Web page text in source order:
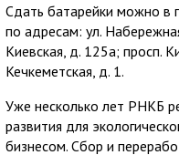
Сдать батарейки можно
по адресам: ул.
Киевская, д. 125а; просп.
Кечкеметская, д. 1.
Уже несколько лет РНКБ
развития для
бизнесом. Сбор и